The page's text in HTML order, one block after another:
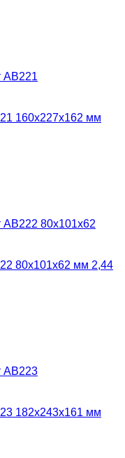
160х227х162 мм
80х101х62 мм 2,44
182х243х161 мм